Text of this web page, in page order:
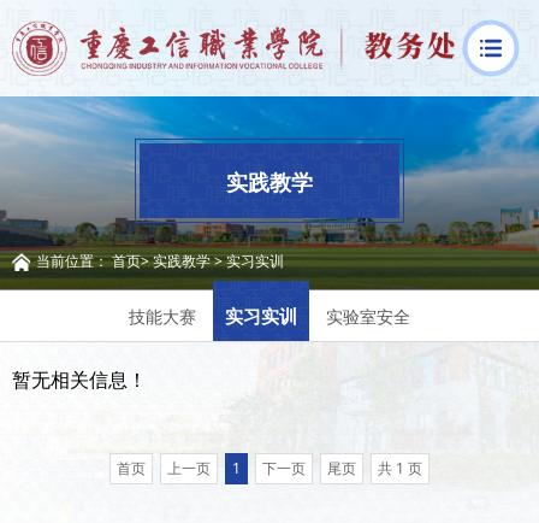
实践教学
当前位置：首页>实践教学>实习实训
技能大赛 实习实训 实验室安全
暂无相关信息！
首页 上一页 1 下一页 尾页 共 1 页